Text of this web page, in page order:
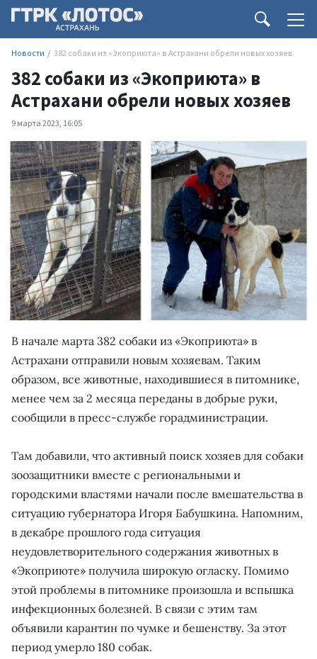
Новости 382 собаки из «Экоприюта» в Астрахани обрели новых хозяев
382 собаки из «Экоприюта» в
Астрахани обрели новых хозяев
9 марта 2023, 16:05
В начале марта 382 собаки из «Экоприюта» в
Астрахани отправили новым хозяевам. Таким
образом, все животные, находившиеся в питомнике,
менее чем за 2 месяца переданы в добрые руки,
сообщили в пресс-службе горадминистрации.
Там добавили, что активный поиск хозяев для собаки
зоозащитники вместе с региональными и
городскими властями начали после вмешательства в
ситуацию губернатора Игоря Бабушкина. Напомним,
в декабре прошлого года ситуация
неудовлетворительного содержания животных в
«Экоприюте» получила широкую огласку. Помимо
этой проблемы в питомнике произошла и вспышка
инфекционных болезней. В связи с этим там
объявили карантин по чумке и бешенству. За этот
период умерло 180 собак.